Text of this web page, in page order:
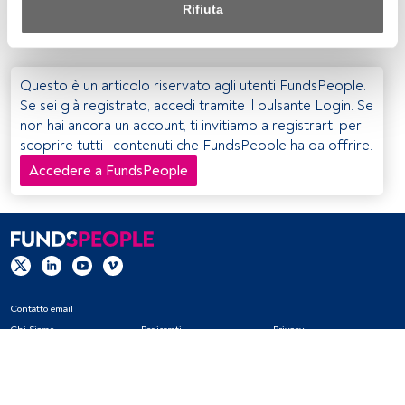
attiva delle caratteristiche del dispositivo per la sua
identificazione. Memorizzazione delle informazioni su un
dispositivo e/o accesso alle stesse. Pubblicità e contenuti
personalizzati, misurazione della pubblicità e dei
contenuti, ricerca sul pubblico e sviluppo di servizi.
Elenco dei partner (fornitori)
Rifiuta
Questo è un articolo riservato agli utenti FundsPeople.
Se sei già registrato, accedi tramite il pulsante Login. Se
non hai ancora un account, ti invitiamo a registrarti per
scoprire tutti i contenuti che FundsPeople ha da offrire.
Accedere a FundsPeople
Contatto email
Chi Siamo
Registrati
Privacy